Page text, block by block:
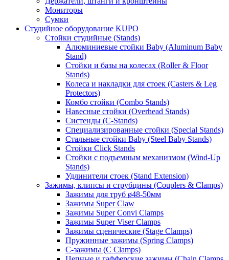
Мониторы
Сумки
Студийное оборудование KUPO
Стойки студийные (Stands)
Алюминиевые стойки Baby (Aluminum Baby
Stand)
Стойки и базы на колесах (Roller & Floor
Stands)
Колеса и накладки для стоек (Casters & Leg
Protectors)
Комбо стойки (Combo Stands)
Навесные стойки (Overhead Stands)
Систенды (C-Stands)
Специализированные стойки (Special Stands)
Стальные стойки Baby (Steel Baby Stands)
Стойки Click Stands
Стойки с подъемным механизмом (Wind-Up
Stands)
Удлинители стоек (Stand Extension)
Зажимы, клипсы и струбцины (Couplers & Clamps)
Зажимы для труб ø48-50мм
Зажимы Super Claw
Зажимы Super Convi Clamps
Зажимы Super Viser Clamps
Зажимы сценические (Stage Clamps)
Пружинные зажимы (Spring Clamps)
С-зажимы (C Clamps)